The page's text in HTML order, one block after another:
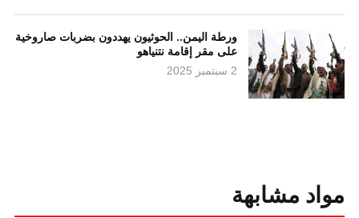
ورطة اليمن.. الحوثيون يهددون بضربات صاروخية
على مقر إقامة نتنياهو
2 سبتمبر 2025
مواد مشابهة